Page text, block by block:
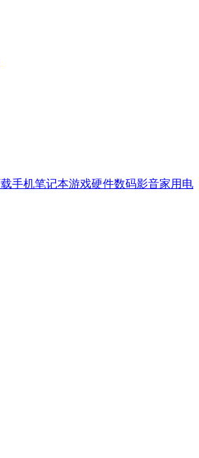
手机笔记本游戏硬件数码影音家用电